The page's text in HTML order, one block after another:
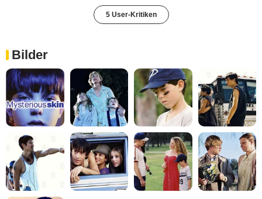
5 User-Kritiken
Bilder